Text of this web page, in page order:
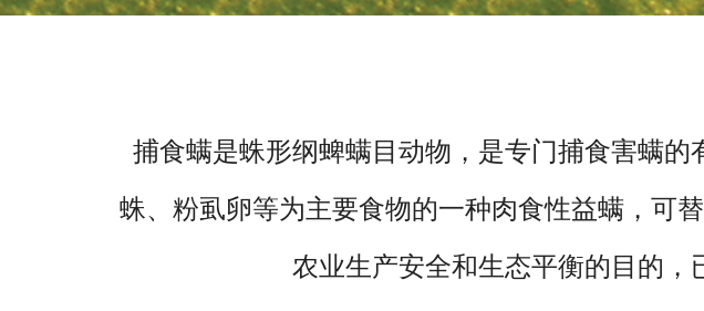
捕食螨是蛛形纲蜱螨目动物，是专门捕食害螨
蛛、粉虱卵等为主要食物的一种肉食性益螨，可
农业生产安全和生态平衡的目的，